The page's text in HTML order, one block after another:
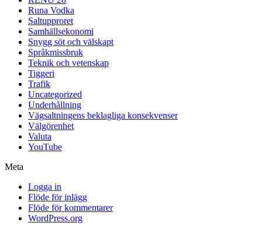
Runa Vodka
Saltupproret
Samhällsekonomi
Snygg söt och välskapt
Språkmissbruk
Teknik och vetenskap
Tiggeri
Trafik
Uncategorized
Underhållning
Vägsaltningens beklagliga konsekvenser
Välgörenhet
Valuta
YouTube
Meta
Logga in
Flöde för inlägg
Flöde för kommentarer
WordPress.org